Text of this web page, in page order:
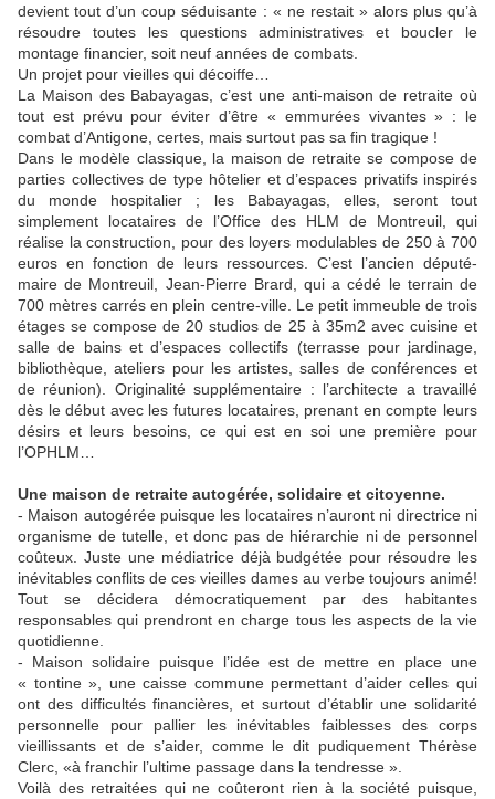
devient tout d’un coup séduisante : « ne restait » alors plus qu’à
résoudre toutes les questions administratives et boucler le
montage financier, soit neuf années de combats.
Un projet pour vieilles qui décoiffe…
La Maison des Babayagas, c’est une anti-maison de retraite où
tout est prévu pour éviter d’être « emmurées vivantes » : le
combat d’Antigone, certes, mais surtout pas sa fin tragique !
Dans le modèle classique, la maison de retraite se compose de
parties collectives de type hôtelier et d’espaces privatifs inspirés
du monde hospitalier ; les Babayagas, elles, seront tout
simplement locataires de l’Office des HLM de Montreuil, qui
réalise la construction, pour des loyers modulables de 250 à 700
euros en fonction de leurs ressources. C’est l’ancien député-
maire de Montreuil, Jean-Pierre Brard, qui a cédé le terrain de
700 mètres carrés en plein centre-ville. Le petit immeuble de trois
étages se compose de 20 studios de 25 à 35m2 avec cuisine et
salle de bains et d’espaces collectifs (terrasse pour jardinage,
bibliothèque, ateliers pour les artistes, salles de conférences et
de réunion). Originalité supplémentaire : l’architecte a travaillé
dès le début avec les futures locataires, prenant en compte leurs
désirs et leurs besoins, ce qui est en soi une première pour
l’OPHLM…
Une maison de retraite autogérée, solidaire et citoyenne.
- Maison autogérée puisque les locataires n’auront ni directrice ni
organisme de tutelle, et donc pas de hiérarchie ni de personnel
coûteux. Juste une médiatrice déjà budgétée pour résoudre les
inévitables conflits de ces vieilles dames au verbe toujours animé!
Tout se décidera démocratiquement par des habitantes
responsables qui prendront en charge tous les aspects de la vie
quotidienne.
- Maison solidaire puisque l’idée est de mettre en place une
« tontine », une caisse commune permettant d’aider celles qui
ont des difficultés financières, et surtout d’établir une solidarité
personnelle pour pallier les inévitables faiblesses des corps
vieillissants et de s’aider, comme le dit pudiquement Thérèse
Clerc, «à franchir l’ultime passage dans la tendresse ».
Voilà des retraitées qui ne coûteront rien à la société puisque,